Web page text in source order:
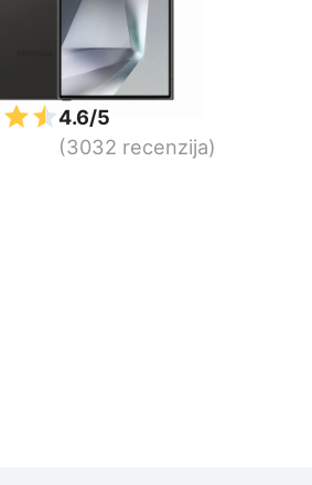
4.6/5
(3032 recenzija)